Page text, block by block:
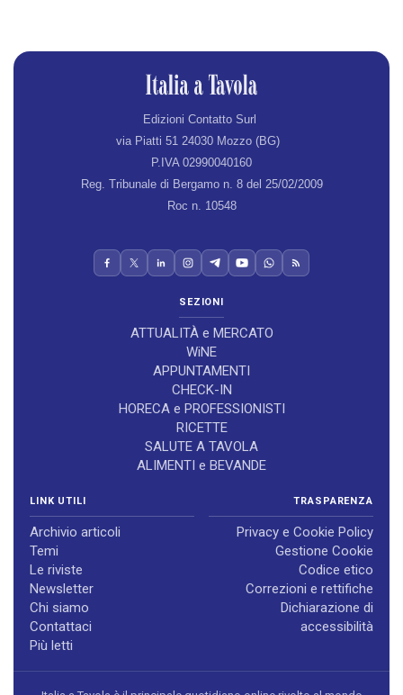
Edizioni Contatto Surl
via Piatti 51 24030 Mozzo (BG)
P.IVA 02990040160
Reg. Tribunale di Bergamo n. 8 del 25/02/2009
Roc n. 10548
SEZIONI
ATTUALITÀ e MERCATO
WiNE
APPUNTAMENTI
CHECK-IN
HORECA e PROFESSIONISTI
RICETTE
SALUTE A TAVOLA
ALIMENTI e BEVANDE
LINK UTILI
Archivio articoli
Temi
Le riviste
Newsletter
Chi siamo
Contattaci
Più letti
TRASPARENZA
Privacy e Cookie Policy
Gestione Cookie
Codice etico
Correzioni e rettifiche
Dichiarazione di
accessibilità